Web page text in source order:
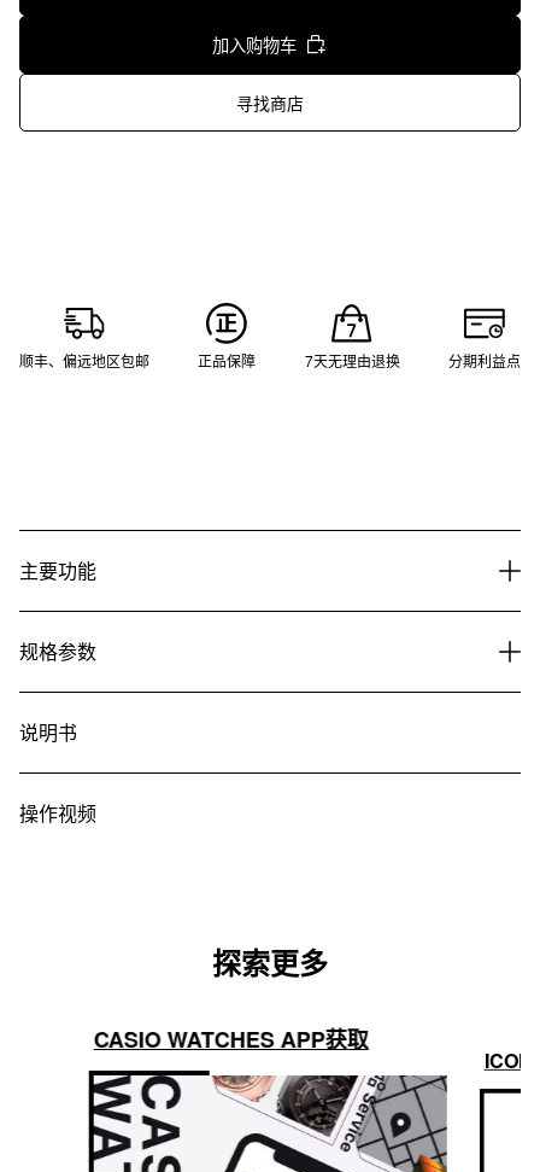
加入购物车
寻找商店
顺丰、偏远地区包邮 正品保障 7天无理由退换 分期利益点
主要功能
规格参数
说明书
操作视频
探索更多
CASIO WATCHES APP获取